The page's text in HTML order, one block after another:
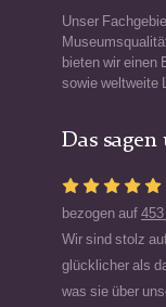
Unser
bieten wir einen
sowie weltweite
Das
bezogen auf
Wir sind stolz
glücklicher als
was sie über